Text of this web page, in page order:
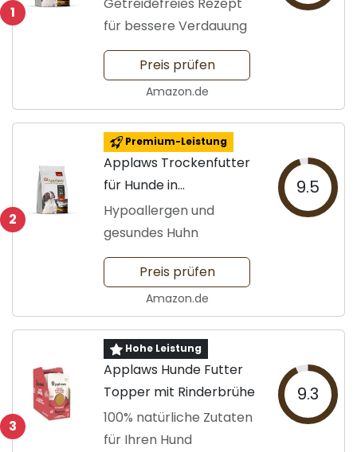
1
für bessere Verdauung
Preis prüfen
Amazon.de
2
Premium-Leistung
Applaws Trockenfutter
für Hunde in
Premiumqualität
Hypoallergen und
gesundes Huhn
9.5
Preis prüfen
Amazon.de
3
Hohe Leistung
Applaws Hunde Futter
Topper mit Rinderbrühe
100% natürliche Zutaten
für Ihren Hund
9.3